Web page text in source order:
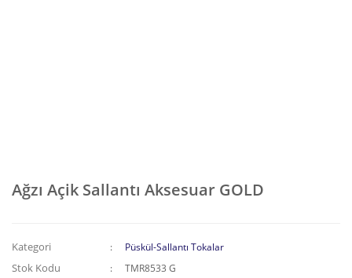
Ağzı Açik Sallantı Aksesuar GOLD
Kategori Püskül-Sallantı Tokalar
Stok Kodu TMR8533 G